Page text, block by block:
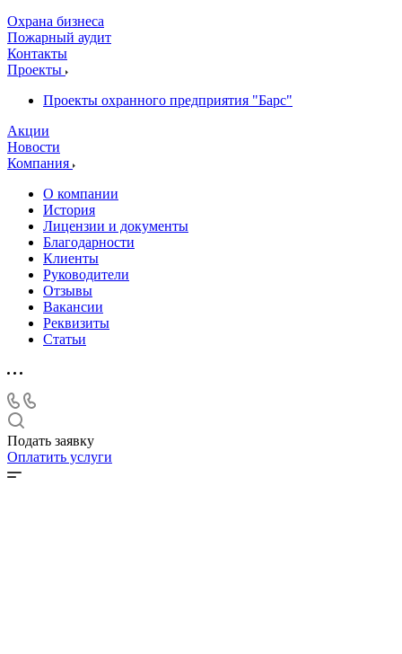
Охрана бизнеса
Пожарный аудит
Контакты
Проекты
Проекты охранного предприятия "Барс"
Акции
Новости
Компания
О компании
История
Лицензии и документы
Благодарности
Клиенты
Руководители
Отзывы
Вакансии
Реквизиты
Статьи
Подать заявку
Оплатить услуги